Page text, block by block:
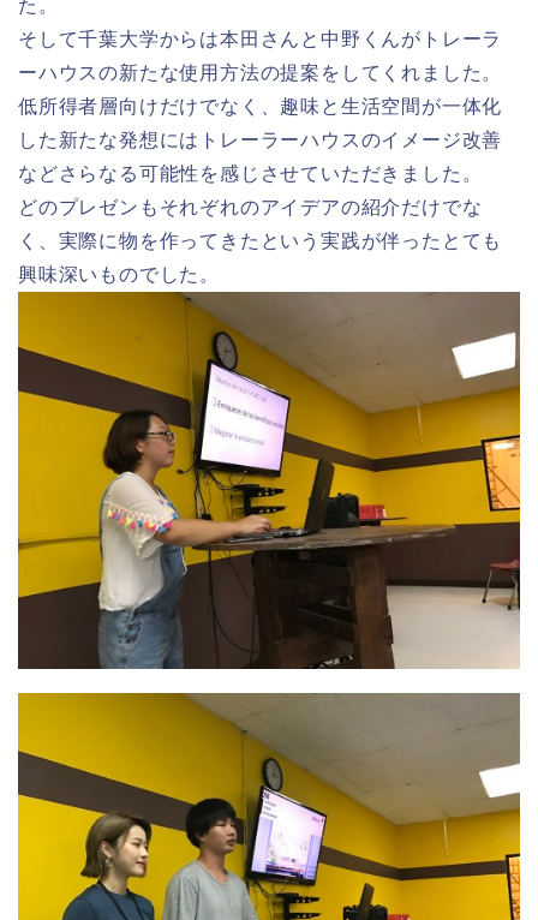
た。
そして千葉大学からは本田さんと中野くんがトレーラ
ーハウスの新たな使用方法の提案をしてくれました。
低所得者層向けだけでなく、趣味と生活空間が一体化
した新たな発想にはトレーラーハウスのイメージ改善
などさらなる可能性を感じさせていただきました。
どのプレゼンもそれぞれのアイデアの紹介だけでな
く、実際に物を作ってきたという実践が伴ったとても
興味深いものでした。